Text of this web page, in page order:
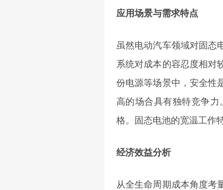
应用场景与需求特点
虽然电动汽车领域对固态
系统对成本的容忍度相对
份电源等场景中，安全性
高的场合具有独特竞争
格。固态电池的宽温工作
经济效益分析
从全生命周期成本角度考